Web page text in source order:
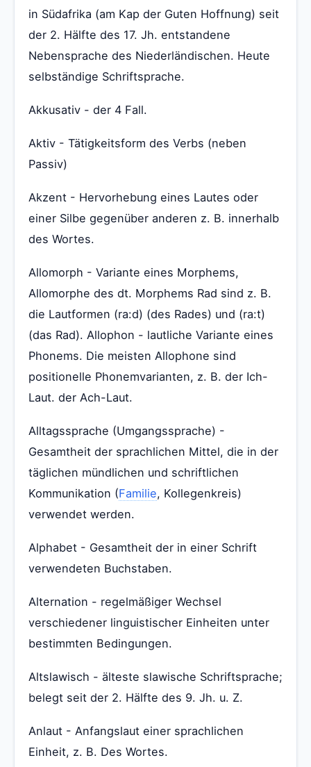
in Südafrika (am Kap der Guten Hoffnung) seit
der 2. Hälfte des 17. Jh. entstandene
Nebensprache des Niederländischen. Heute
selbständige Schriftsprache.
Akkusativ - der 4 Fall.
Aktiv - Tätigkeitsform des Verbs (neben
Passiv)
Akzent - Hervorhebung eines Lautes oder
einer Silbe gegenüber anderen z. B. innerhalb
des Wortes.
Allomorph - Variante eines Morphems,
Allomorphe des dt. Morphems Rad sind z. B.
die Lautformen (ra:d) (des Rades) und (ra:t)
(das Rad). Allophon - lautliche Variante eines
Phonems. Die meisten Allophone sind
positionelle Phonemvarianten, z. B. der Ich-
Laut. der Ach-Laut.
Alltagssprache (Umgangssprache) -
Gesamtheit der sprachlichen Mittel, die in der
täglichen mündlichen und schriftlichen
Kommunikation (Familie, Kollegenkreis)
verwendet werden.
Alphabet - Gesamtheit der in einer Schrift
verwendeten Buchstaben.
Alternation - regelmäßiger Wechsel
verschiedener linguistischer Einheiten unter
bestimmten Bedingungen.
Altslawisch - älteste slawische Schriftsprache;
belegt seit der 2. Hälfte des 9. Jh. u. Z.
Anlaut - Anfangslaut einer sprachlichen
Einheit, z. B. Des Wortes.